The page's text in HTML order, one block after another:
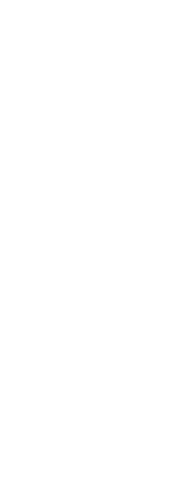
2-4. 生活しやすい
暮らしやすさは、部
玄関からリビング、
2-5. 室内設備や内
床や壁、建具、キッ
網戸やシャッター、
3.GX志向型住宅
GX志向型住宅として
ここでは、GX志向型
3-1.断熱等性能等級
断熱等性能等級6以上
断熱等性能等級は1
定年退職は、老後の
退職金を住宅資金に
2.2026年は住宅
2026年は、条件を見
住宅価格は高止まり
現在の市場環境と制
次に、住宅ローン
夫婦間で「離婚後
特に、連帯債務や
1-3. どちらかが住
自宅を売るかどう
ただし、住み続け
1-4. 財産分与とし
自宅は、婚姻中に
売却して現金化す
2.延べ床面積30
延べ床面積30坪は約
住宅金融支援
延べ床面積30坪の家
道路斜線や北側斜線
性能を正しく比較す
断熱等級を選ぶ際は
北海道や東北などで
地域の気候と暮らし
2.断熱等級6と7
高断
地域条件や建築仕様
建
ZEH住宅と同様に、
印紙税は、不動産売
不動産売買契約書の
国税庁「
登記費用は、土地や
さらに住宅ローンを
1-2.夫婦がそれぞれ
ペアローンとは、夫
ローン契約
借入額は夫婦で柔軟
1-3.収入合算契約
連帯債務型の収入合
また、連帯債務型は
また、借入額の取り
高い省エネ性能を備
対象住宅は長期優良
子育てエコ
1-2.新築分譲住宅の
省エネ性能の高い分
住宅は、長期優良住
子育てエコホ